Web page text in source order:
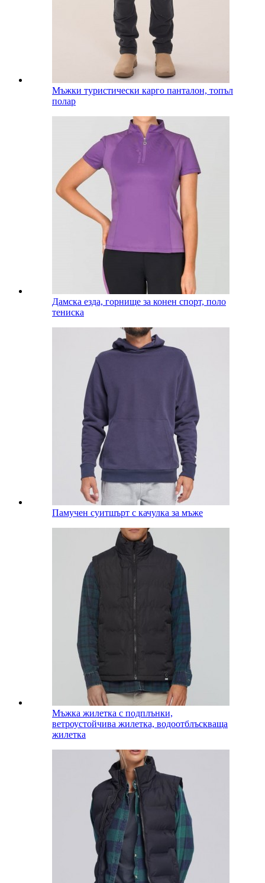
Мъжки туристически карго панталон, топъл
полар
Дамска езда, горнище за конен спорт, поло
тениска
Памучен суитшърт с качулка за мъже
Мъжка жилетка с подплънки,
ветроустойчива жилетка, водоотблъскваща
жилетка